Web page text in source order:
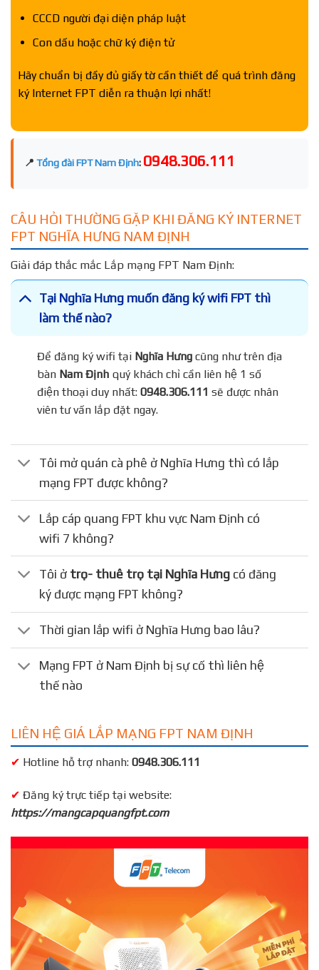
CCCD người đại diện pháp luật
Con dấu hoặc chữ ký điện tử
Hãy chuẩn bị đầy đủ giấy tờ cần thiết để quá trình đăng
ký Internet FPT diễn ra thuận lợi nhất!
📍 Tổng đài FPT Nam Định: 0948.306.111
CÂU HỎI THƯỜNG GẶP KHI ĐĂNG KÝ INTERNET
FPT NGHĨA HƯNG NAM ĐỊNH
Giải đáp thắc mắc Lắp mạng FPT Nam Định:
Tại Nghĩa Hưng muốn đăng ký wifi FPT thì
làm thế nào?
Để đăng ký wifi tạiNghĩa Hưngcũng như trên địa
bànNam Địnhquý khách chỉ cần liên hệ 1 số
điện thoại duy nhất:0948.306.111 sẽ được nhân
viên tư vấn lắp đặt ngay.
Tôi mở quán cà phê ở Nghĩa Hưng thì có lắp
mạng FPT được không?
Lắp cáp quang FPT khu vực Nam Định có
wifi 7 không?
Tôi ở trọ- thuê trọ tại Nghĩa Hưng có đăng
ký được mạng FPT không?
Thời gian lắp wifi ở Nghĩa Hưng bao lâu?
Mạng FPT ở Nam Định bị sự cố thì liên hệ
thế nào
LIÊN HỆ GIÁ LẮP MẠNG FPT NAM ĐỊNH
✔ Hotline hỗ trợ nhanh: 0948.306.111
✔ Đăng ký trực tiếp tại website:
https://mangcapquangfpt.com